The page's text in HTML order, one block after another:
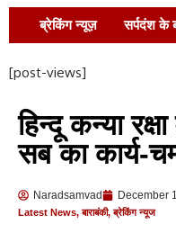
ब्रेकिंग न्यूज़ सर्पदंश के
ऊपर सरयू,
और समा जाएंगे
खोलती है
[post-views]
हिन्दू कन्या
सब का कार्य-
Naradsamvad December
Latest News,बाराबंकी,ब्रेकिंग न्यूज